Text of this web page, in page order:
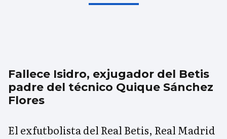
Fallece Isidro, exjugador del Betis
padre del técnico Quique Sánchez
Flores
El exfutbolista del Real Betis, Real Madrid